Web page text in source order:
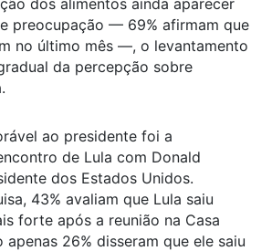
preocupação — 69% afirmam que
no último mês —, o levantamento
da percepção sobre
ao presidente foi a
de Lula com Donald
dos Estados Unidos.
43% avaliam que Lula saiu
forte após a reunião na Casa
apenas 26% disseram que ele saiu